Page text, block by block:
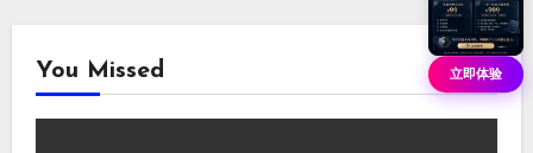
You Missed 立即体验